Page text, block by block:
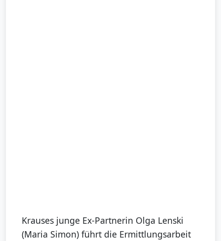
Krauses junge Ex-Partnerin Olga Lenski
(Maria Simon) führt die Ermittlungsarbeit